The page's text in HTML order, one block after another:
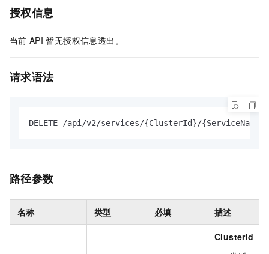
授权信息
当前 API 暂无授权信息透出。
请求语法
DELETE /api/v2/services/{ClusterId}/
路径参数
名称 类型 必填 描述
ClusterId